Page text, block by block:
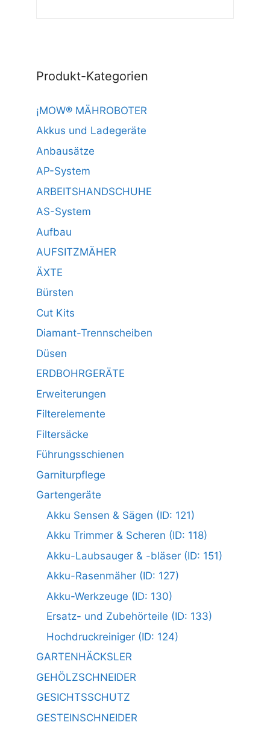
Produkt-Kategorien
¡MOW® MÄHROBOTER
Akkus und Ladegeräte
Anbausätze
AP-System
ARBEITSHANDSCHUHE
AS-System
Aufbau
AUFSITZMÄHER
ÄXTE
Bürsten
Cut Kits
Diamant-Trennscheiben
Düsen
ERDBOHRGERÄTE
Erweiterungen
Filterelemente
Filtersäcke
Führungsschienen
Garniturpflege
Gartengeräte
Akku Sensen & Sägen (ID: 121)
Akku Trimmer & Scheren (ID: 118)
Akku-Laubsauger & -bläser (ID: 151)
Akku-Rasenmäher (ID: 127)
Akku-Werkzeuge (ID: 130)
Ersatz- und Zubehörteile (ID: 133)
Hochdruckreiniger (ID: 124)
GARTENHÄCKSLER
GEHÖLZSCHNEIDER
GESICHTSSCHUTZ
GESTEINSCHNEIDER